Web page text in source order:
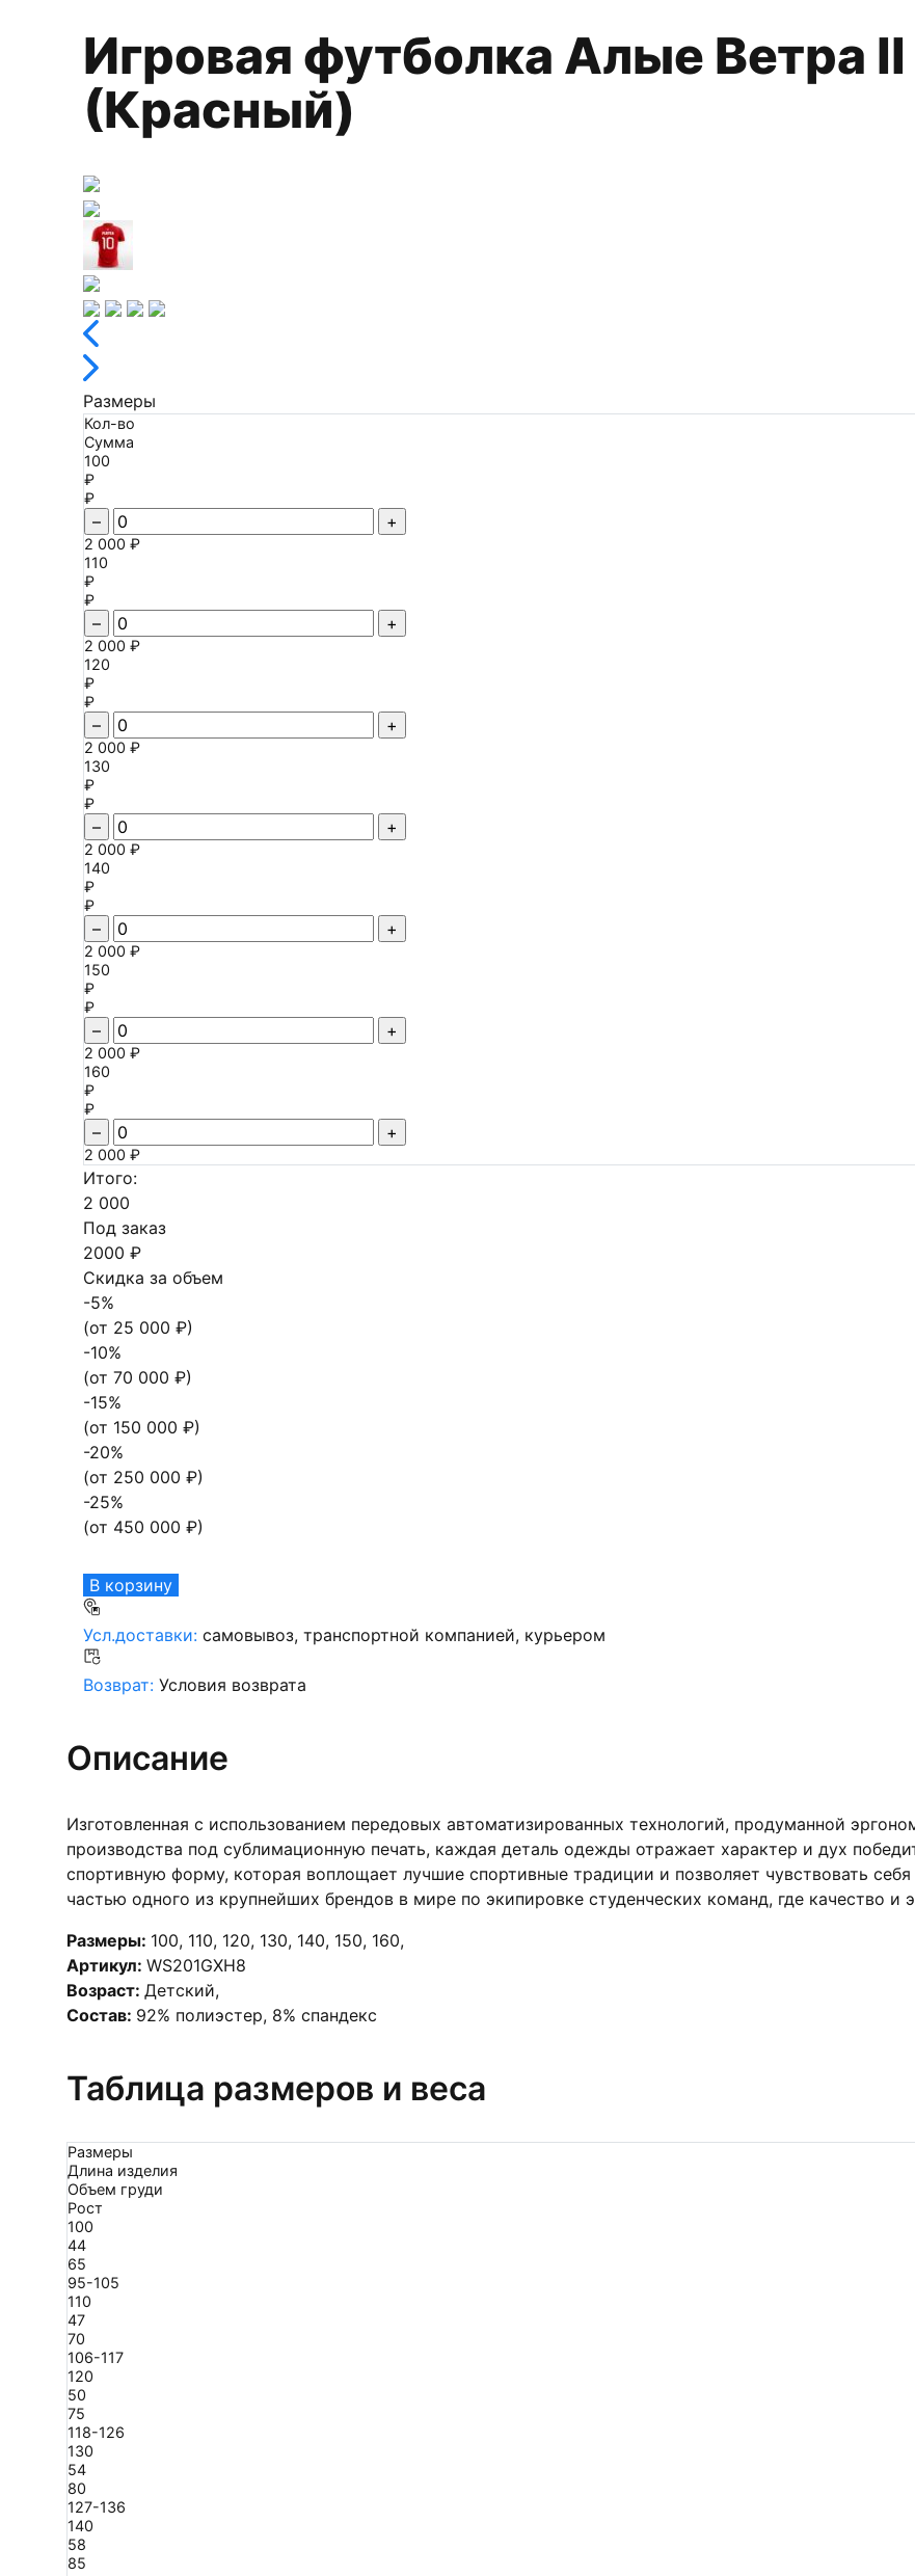
Игровая футболка Алые Ветра II детская
(Красный)
Размеры
Кол-во
Сумма
100
₽
₽
– +
2 000 ₽
110
₽
₽
– +
2 000 ₽
120
₽
₽
– +
2 000 ₽
130
₽
₽
– +
2 000 ₽
140
₽
₽
– +
2 000 ₽
150
₽
₽
– +
2 000 ₽
160
₽
₽
– +
2 000 ₽
Итого:
2 000
Под заказ
2000 ₽
Скидка за объем
-5%
(от 25 000 ₽)
-10%
(от 70 000 ₽)
-15%
(от 150 000 ₽)
-20%
(от 250 000 ₽)
-25%
(от 450 000 ₽)
В корзину
Усл.доставки: самовывоз, транспортной компанией, курьером
Возврат: Условия возврата
Описание
Изготовленная с использованием передовых автоматизированных технологий, продуманной
производства под сублимационную печать, каждая деталь одежды отражает характер и дух
спортивную форму, которая воплощает лучшие спортивные традиции и позволяет чувствовать
частью одного из крупнейших брендов в мире по экипировке студенческих команд, где качество и
Размеры: 100, 110, 120, 130, 140, 150, 160,
Артикул: WS201GXH8
Возраст: Детский,
Состав: 92% полиэстер, 8% спандекс
Таблица размеров и веса
Размеры
Длина изделия
Объем груди
Рост
100
44
65
95-105
110
47
70
106-117
120
50
75
118-126
130
54
80
127-136
140
58
85